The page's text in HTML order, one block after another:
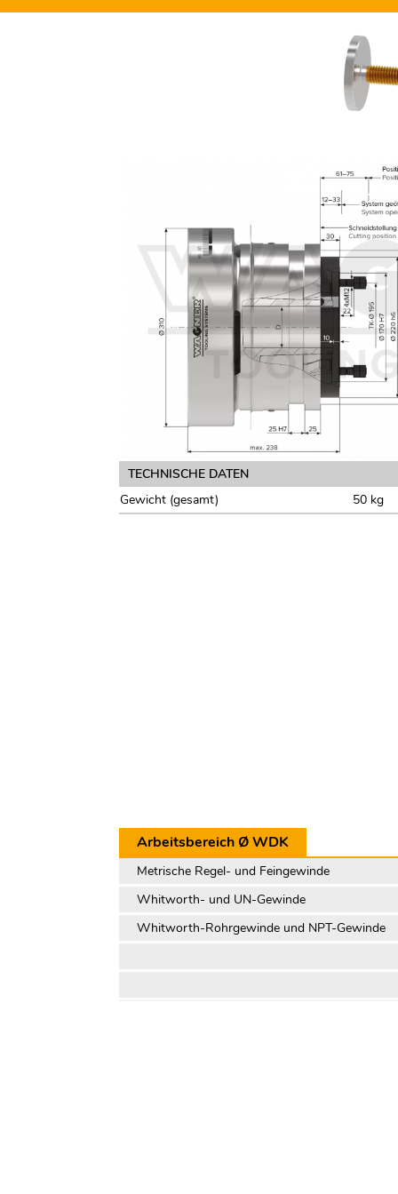
TECHNISCHE DATEN
Gewicht (gesamt)
50 kg
Arbeitsbereich Ø WDK
Metrische Regel- und Feingewinde
Whitworth- und UN-Gewinde
Whitworth-Rohrgewinde und NPT-Gewinde